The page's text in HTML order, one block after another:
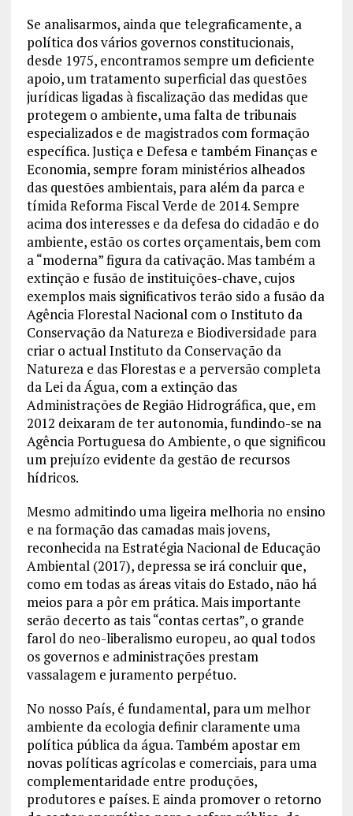
Se analisarmos, ainda que telegraficamente, a
política dos vários governos constitucionais,
desde 1975, encontramos sempre um deficiente
apoio, um tratamento superficial das questões
jurídicas ligadas à fiscalização das medidas que
protegem o ambiente, uma falta de tribunais
especializados e de magistrados com formação
específica. Justiça e Defesa e também Finanças e
Economia, sempre foram ministérios alheados
das questões ambientais, para além da parca e
tímida Reforma Fiscal Verde de 2014. Sempre
acima dos interesses e da defesa do cidadão e do
ambiente, estão os cortes orçamentais, bem com
a “moderna” figura da cativação. Mas também a
extinção e fusão de instituições-chave, cujos
exemplos mais significativos terão sido a fusão da
Agência Florestal Nacional com o Instituto da
Conservação da Natureza e Biodiversidade para
criar o actual Instituto da Conservação da
Natureza e das Florestas e a perversão completa
da Lei da Água, com a extinção das
Administrações de Região Hidrográfica, que, em
2012 deixaram de ter autonomia, fundindo-se na
Agência Portuguesa do Ambiente, o que significou
um prejuízo evidente da gestão de recursos
hídricos.
Mesmo admitindo uma ligeira melhoria no ensino
e na formação das camadas mais jovens,
reconhecida na Estratégia Nacional de Educação
Ambiental (2017), depressa se irá concluir que,
como em todas as áreas vitais do Estado, não há
meios para a pôr em prática. Mais importante
serão decerto as tais “contas certas”, o grande
farol do neo-liberalismo europeu, ao qual todos
os governos e administrações prestam
vassalagem e juramento perpétuo.
No nosso País, é fundamental, para um melhor
ambiente da ecologia definir claramente uma
política pública da água. Também apostar em
novas políticas agrícolas e comerciais, para uma
complementaridade entre produções,
produtores e países. E ainda promover o retorno